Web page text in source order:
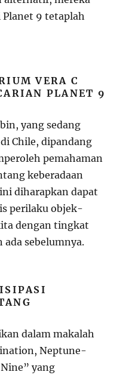
9 tetaplah
VERA C
PLANET 9
yang sedang
Chile, dipandang
pemahaman
keberadaan
diharapkan dapat
perilaku objek-
dengan tingkat
sebelumnya.
dalam makalah
Neptune-
yang